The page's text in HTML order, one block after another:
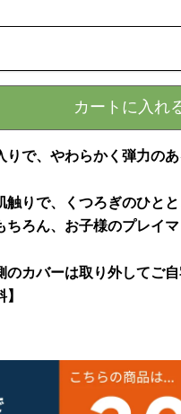
カートに入れ
で、やわらかく弾力の
りで、くつろぎのひと
ろん、お子様のプレイ
カバーは取り外してご